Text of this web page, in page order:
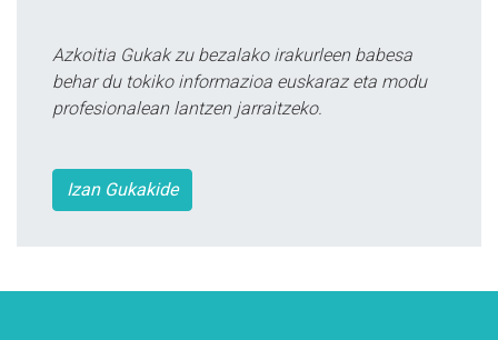
Azkoitia Gukak zu bezalako irakurleen babesa
behar du tokiko informazioa euskaraz eta modu
profesionalean lantzen jarraitzeko.
Izan Gukakide